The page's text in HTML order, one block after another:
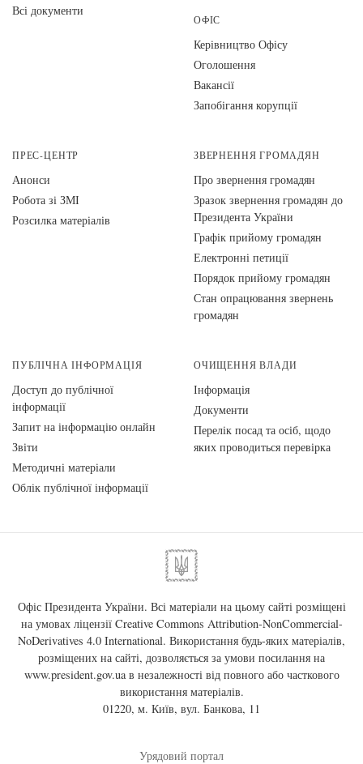
Всі документи
ОФІС
Керівництво Офісу
Оголошення
Вакансії
Запобігання корупції
ПРЕС-ЦЕНТР
Анонси
Робота зі ЗМІ
Розсилка матеріалів
ЗВЕРНЕННЯ ГРОМАДЯН
Про звернення громадян
Зразок звернення громадян до
Президента України
Графік прийому громадян
Електронні петиції
Порядок прийому громадян
Стан опрацювання звернень
громадян
ПУБЛІЧНА ІНФОРМАЦІЯ
Доступ до публічної
інформації
Запит на інформацію онлайн
Звіти
Методичні матеріали
Облік публічної інформації
ОЧИЩЕННЯ ВЛАДИ
Інформація
Документи
Перелік посад та осіб, щодо
яких проводиться перевірка
Офіс Президента України. Всі матеріали на цьому сайті розміщені
на умовах ліцензії Creative Commons Attribution-NonCommercial-
NoDerivatives 4.0 International. Використання будь-яких матеріалів,
розміщених на сайті, дозволяється за умови посилання на
www.president.gov.uaв незалежності від повного або часткового
використання матеріалів.
01220, м. Київ, вул. Банкова, 11
Урядовий портал